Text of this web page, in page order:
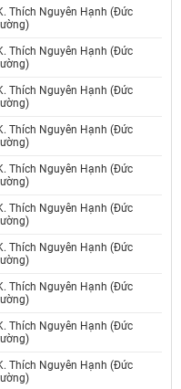
Thích Nguyên Hạnh (Đức
Thích Nguyên Hạnh (Đức
Thích Nguyên Hạnh (Đức
Thích Nguyên Hạnh (Đức
Thích Nguyên Hạnh (Đức
Thích Nguyên Hạnh (Đức
Thích Nguyên Hạnh (Đức
Thích Nguyên Hạnh (Đức
Thích Nguyên Hạnh (Đức
Thích Nguyên Hạnh (Đức